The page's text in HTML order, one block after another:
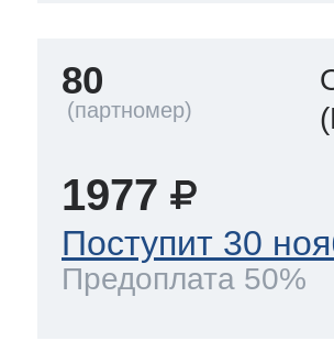
80
1977
Поступит 30
Предоплата 50%